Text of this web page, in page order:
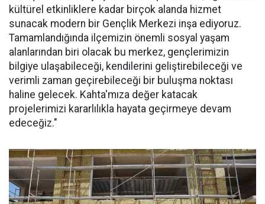
kültürel etkinliklere kadar birçok alanda hizmet
sunacak modern bir Gençlik Merkezi inşa ediyoruz.
Tamamlandığında ilçemizin önemli sosyal yaşam
alanlarından biri olacak bu merkez, gençlerimizin
bilgiye ulaşabileceği, kendilerini geliştirebileceği ve
verimli zaman geçirebileceği bir buluşma noktası
haline gelecek. Kahta'mıza değer katacak
projelerimizi kararlılıkla hayata geçirmeye devam
edeceğiz."